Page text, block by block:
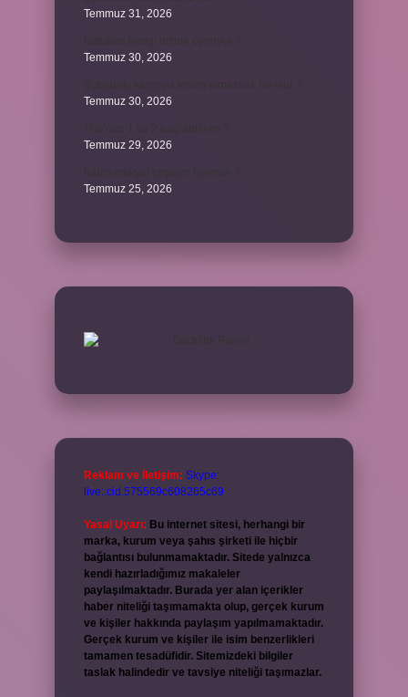
Temmuz 31, 2026
Temmuz 30, 2026
Temmuz 30, 2026
Temmuz 29, 2026
Temmuz 25, 2026
Reklam ve İletişim: Skype:
live:.cid.575569c608265c69
Yasal Uyarı: Bu internet sitesi, herhangi bir
marka, kurum veya şahıs şirketi ile hiçbir
bağlantısı bulunmamaktadır. Sitede yalnızca
kendi hazırladığımız makaleler
paylaşılmaktadır. Burada yer alan içerikler
haber niteliği taşımamakta olup, gerçek kurum
ve kişiler hakkında paylaşım yapılmamaktadır.
Gerçek kurum ve kişiler ile isim benzerlikleri
tamamen tesadüfidir. Sitemizdeki bilgiler
taslak halindedir ve tavsiye niteliği taşımazlar.